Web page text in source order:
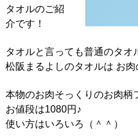
タオルのご紹
介です！
タオルと言っても普通のタオ
松阪まるよしのタオルは お肉
本物のお肉そっくりのお肉柄
お値段は1080円♪
使い方はいろいろ（＾＾）